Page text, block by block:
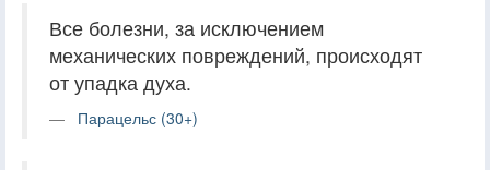
Все болезни, за исключением
механических повреждений, происходят
от упадка духа.
Парацельс (30+)